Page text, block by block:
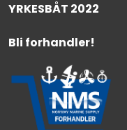
YRKESBÅT 2022
Bli forhandler!